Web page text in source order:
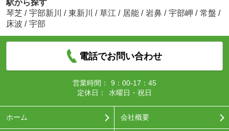
駅から探す
琴芝 / 宇部新川 / 東新川 / 草江 / 居能 / 岩鼻 / 宇部岬 / 常盤 /
床波 / 宇部
電話でお問い合わせ
営業時間：
9：00-17：45
定休日：
水曜日・祝日
ホーム 会社概要